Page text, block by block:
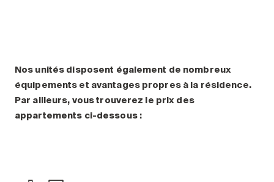
Nos unités disposent également de nombreux
équipements et avantages propres à la résidence.
Par ailleurs, vous trouverez le prix des
appartements ci-dessous :